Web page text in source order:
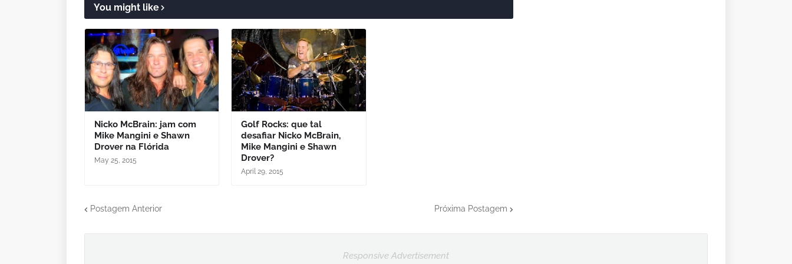
You might like
Nicko McBrain: jam com
Mike Mangini e Shawn
Drover na Flórida
May 25, 2015
Golf Rocks: que tal
desafiar Nicko McBrain,
Mike Mangini e Shawn
Drover?
April 29, 2015
Postagem Anterior Próxima Postagem
Responsive Advertisement